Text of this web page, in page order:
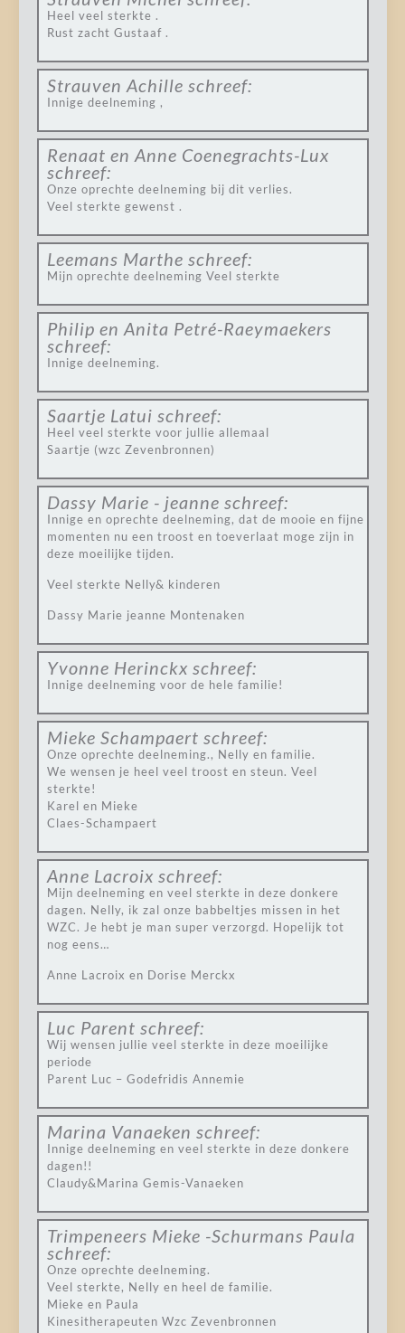
Heel veel sterkte .
Rust zacht Gustaaf .
Strauven Achille schreef:
Innige deelneming ,
Renaat en Anne Coenegrachts-Lux
schreef:
Onze oprechte deelneming bij dit verlies.
Veel sterkte gewenst .
Leemans Marthe schreef:
Mijn oprechte deelneming Veel sterkte
Philip en Anita Petré-Raeymaekers
schreef:
Innige deelneming.
Saartje Latui schreef:
Heel veel sterkte voor jullie allemaal
Saartje (wzc Zevenbronnen)
Dassy Marie - jeanne schreef:
Innige en oprechte deelneming, dat de mooie en fijne
momenten nu een troost en toeverlaat moge zijn in
deze moeilijke tijden.
Veel sterkte Nelly& kinderen
Dassy Marie jeanne Montenaken
Yvonne Herinckx schreef:
Innige deelneming voor de hele familie!
Mieke Schampaert schreef:
Onze oprechte deelneming., Nelly en familie.
We wensen je heel veel troost en steun. Veel
sterkte!
Karel en Mieke
Claes-Schampaert
Anne Lacroix schreef:
Mijn deelneming en veel sterkte in deze donkere
dagen. Nelly, ik zal onze babbeltjes missen in het
WZC. Je hebt je man super verzorgd. Hopelijk tot
nog eens…
Anne Lacroix en Dorise Merckx
Luc Parent schreef:
Wij wensen jullie veel sterkte in deze moeilijke
periode
Parent Luc – Godefridis Annemie
Marina Vanaeken schreef:
Innige deelneming en veel sterkte in deze donkere
dagen!!
Claudy&Marina Gemis-Vanaeken
Trimpeneers Mieke -Schurmans Paula
schreef:
Onze oprechte deelneming.
Veel sterkte, Nelly en heel de familie.
Mieke en Paula
Kinesitherapeuten Wzc Zevenbronnen